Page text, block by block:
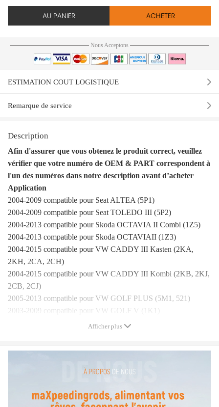
AU PANIER ACHETER
Nous Acceptons
ESTIMATION COUT LOGISTIQUE
Remarque de service
Description
Afin d'assurer que vous obtenez le produit correct, veuillez
vérifier que votre numéro de OEM & PART correspondent à
l'un des numéros dans notre description avant d’acheter
Application
2004-2009 compatible pour Seat ALTEA (5P1)
2004-2009 compatible pour Seat TOLEDO III (5P2)
2004-2013 compatible pour Skoda OCTAVIA II Combi (1Z5)
2004-2013 compatible pour Skoda OCTAVIAII (1Z3)
2004-2015 compatible pour VW CADDY III Kasten (2KA,
2KH, 2CA, 2CH)
2004-2015 compatible pour VW CADDY III Kombi (2KB, 2KJ,
2CB, 2CJ)
2005-2013 compatible pour VW GOLF PLUS (5M1, 521)
2003-2009 compatible pour VW GOLF V (1K1)
2007-2009 compatible pour VW GOLF V Variant (1K5)
3D4, 3D6, 3D7, 3D8, 3D9)
2003-2010 compatible pour VW TOURAN (1T1, 1T2)
Afficher plus